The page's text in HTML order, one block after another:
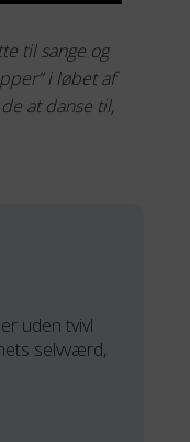
til sange og
i løbet af
at danse til,
uden tvivl
selvværd,